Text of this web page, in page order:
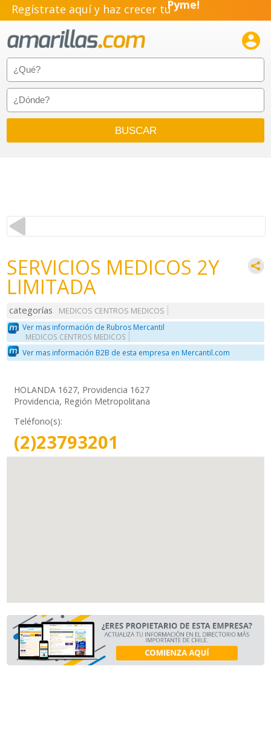
Regístrate aquí y haz crecer tuPyme!
Emprendimiento!

SERVICIOS MEDICOS 2Y
LIMITADA
categorías
MEDICOS CENTROS MEDICOS
Ver mas información de Rubros Mercantil
MEDICOS CENTROS MEDICOS
Ver mas información B2B de esta empresa en Mercantil.com
HOLANDA 1627, Providencia 1627
Providencia, Región Metropolitana
Teléfono(s):
(2)23793201